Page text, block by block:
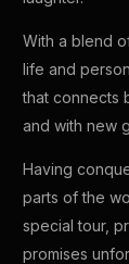
With a blend
life and
that connects
and with new
Having
parts of the
special tour,
promises